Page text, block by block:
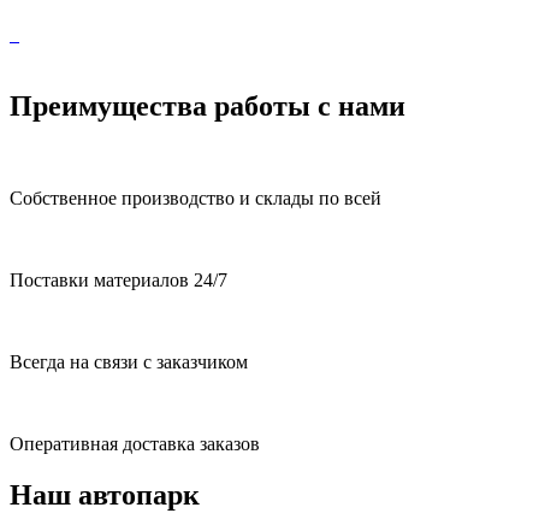
Преимущества работы с нами
Собственное производство и склады по всей
Поставки материалов 24/7
Всегда на связи с заказчиком
Оперативная доставка заказов
Наш автопарк